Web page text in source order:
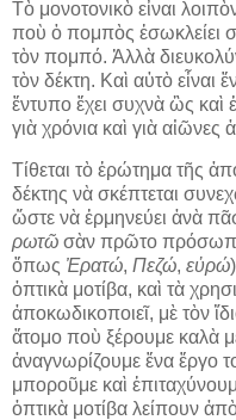
Τὸ μονοτονικὸ εἶναι
ποὺ ὁ πομπὸς ἐσωκλείει
τὸν πομπό. Ἀλλὰ
τὸν δέκτη. Καὶ αὐτὸ εἶναι
ἔντυπο ἔχει συχνὰ ὣς καὶ
γιὰ χρόνια καὶ γιὰ αἰῶνες
Τίθεται τὸ ἐρώτημα τῆς
δέκτης νὰ σκέπτεται
ὥστε νὰ ἑρμηνεύει ἀνὰ
ρωτῶ σὰν πρῶτο πρόσωπο
ὅπως Ἐρατώ, Πεζώ, εὐρώ
ὀπτικὰ μοτίβα, καὶ τὰ
ἀποκωδικοποιεῖ, μὲ τὸν
ἄτομο ποὺ ξέρουμε καλὰ
ἀναγνωρίζουμε ἕνα ἔργο
μποροῦμε καὶ
ὀπτικὰ μοτίβα λείπουν